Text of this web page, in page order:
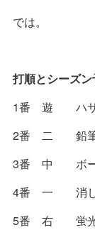
では。
打順とシーズ
1番 遊
2番 二
3番 中 ボ
4番 一 消
5番 右 蛍